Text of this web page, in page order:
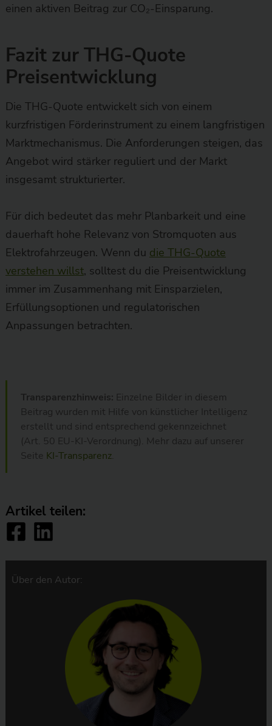
einen aktiven Beitrag zur CO₂-Einsparung.
Fazit zur THG-Quote
Preisentwicklung
Die THG-Quote entwickelt sich von einem
kurzfristigen Förderinstrument zu einem langfristigen
Marktmechanismus. Die Anforderungen steigen, das
Angebot wird stärker reguliert und der Markt
insgesamt strukturierter.
Für dich bedeutet das mehr Planbarkeit und eine
dauerhaft hohe Relevanz von Stromquoten aus
Elektrofahrzeugen. Wenn du die THG-Quote
verstehen willst, solltest du die Preisentwicklung
immer im Zusammenhang mit Einsparzielen,
Erfüllungsoptionen und regulatorischen
Anpassungen betrachten.
Transparenzhinweis: Einzelne Bilder in diesem
Beitrag wurden mit Hilfe von künstlicher Intelligenz
erstellt und sind entsprechend gekennzeichnet
(Art. 50 EU-KI-Verordnung). Mehr dazu auf unserer
Seite KI-Transparenz.
Artikel teilen:
Über den Autor: